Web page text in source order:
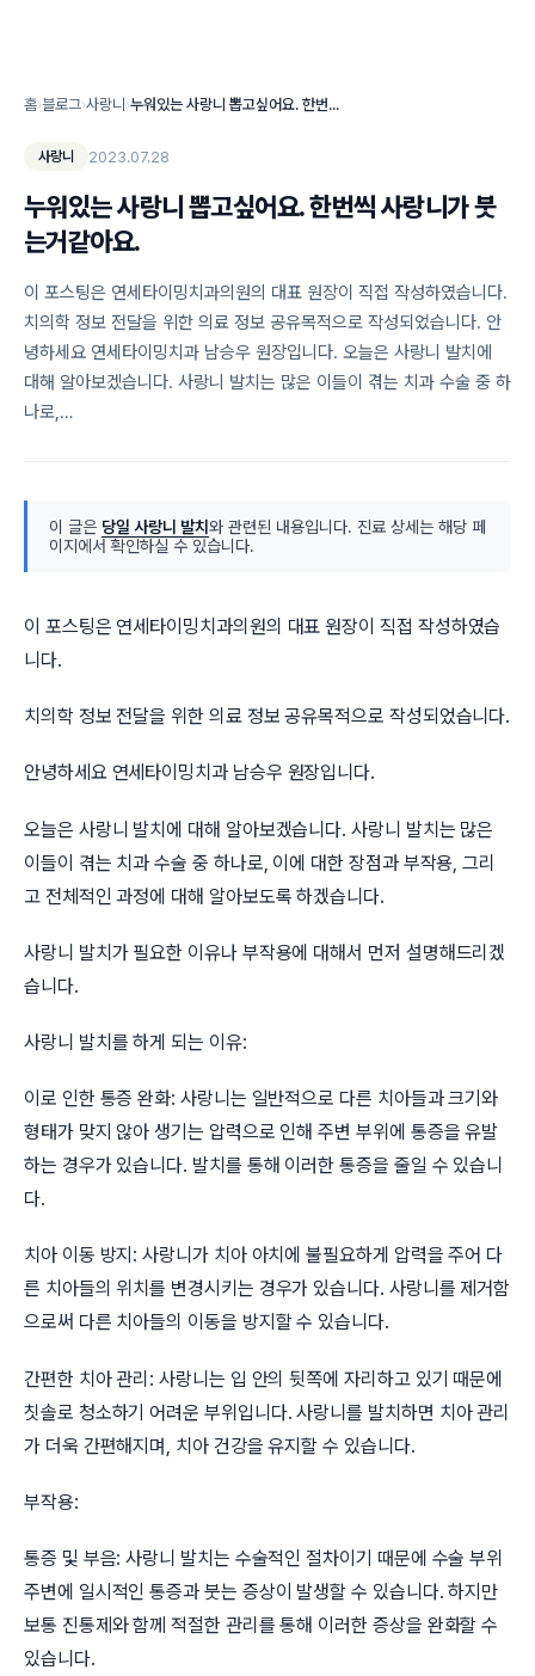
홈›블로그›사랑니 › 누워있는 사랑니 뽑고싶어요. 한번씩 사랑니가 붓는거같아요.
사랑니 2023.07.28
누워있는 사랑니 뽑고싶어요. 한번씩 사랑니가 붓
는거같아요.
이 포스팅은 연세타이밍치과의원의 대표 원장이 직접 작성하였습니다.
치의학 정보 전달을 위한 의료 정보 공유목적으로 작성되었습니다. 안
녕하세요 연세타이밍치과 남승우 원장입니다. 오늘은 사랑니 발치에
대해 알아보겠습니다. 사랑니 발치는 많은 이들이 겪는 치과 수술 중 하
나로,…
이 글은 당일 사랑니 발치 와 관련된 내용입니다. 진료 상세는 해당 페
이지에서 확인하실 수 있습니다.
이 포스팅은 연세타이밍치과의원의 대표 원장이 직접 작성하였습
니다.
치의학 정보 전달을 위한 의료 정보 공유목적으로 작성되었습니다.
안녕하세요 연세타이밍치과 남승우 원장입니다.
오늘은 사랑니 발치에 대해 알아보겠습니다. 사랑니 발치는 많은
이들이 겪는 치과 수술 중 하나로, 이에 대한 장점과 부작용, 그리
고 전체적인 과정에 대해 알아보도록 하겠습니다.
사랑니 발치가 필요한 이유나 부작용에 대해서 먼저 설명해드리겠
습니다.
사랑니 발치를 하게 되는 이유:
이로 인한 통증 완화: 사랑니는 일반적으로 다른 치아들과 크기와
형태가 맞지 않아 생기는 압력으로 인해 주변 부위에 통증을 유발
하는 경우가 있습니다. 발치를 통해 이러한 통증을 줄일 수 있습니
다.
치아 이동 방지: 사랑니가 치아 아치에 불필요하게 압력을 주어 다
른 치아들의 위치를 변경시키는 경우가 있습니다. 사랑니를 제거함
으로써 다른 치아들의 이동을 방지할 수 있습니다.
간편한 치아 관리: 사랑니는 입 안의 뒷쪽에 자리하고 있기 때문에
칫솔로 청소하기 어려운 부위입니다. 사랑니를 발치하면 치아 관리
가 더욱 간편해지며, 치아 건강을 유지할 수 있습니다.
부작용:
통증 및 부음: 사랑니 발치는 수술적인 절차이기 때문에 수술 부위
주변에 일시적인 통증과 붓는 증상이 발생할 수 있습니다. 하지만
보통 진통제와 함께 적절한 관리를 통해 이러한 증상을 완화할 수
있습니다.